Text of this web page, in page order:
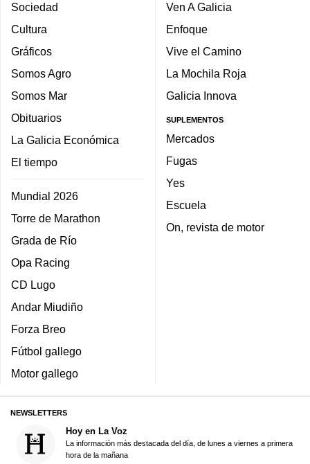
Sociedad
Cultura
Gráficos
Somos Agro
Somos Mar
Obituarios
La Galicia Económica
El tiempo
Mundial 2026
Torre de Marathon
Grada de Río
Opa Racing
CD Lugo
Andar Miudiño
Forza Breo
Fútbol gallego
Motor gallego
Ven A Galicia
Enfoque
Vive el Camino
La Mochila Roja
Galicia Innova
SUPLEMENTOS
Mercados
Fugas
Yes
Escuela
On, revista de motor
NEWSLETTERS
Hoy en La Voz
La información más destacada del día, de lunes a viernes a primera
hora de la mañana